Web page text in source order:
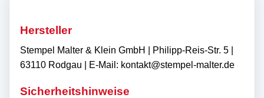
Hersteller
Stempel Malter & Klein GmbH | Philipp-Reis-Str. 5 |
63110 Rodgau | E-Mail: kontakt@stempel-malter.de
Sicherheitshinweise